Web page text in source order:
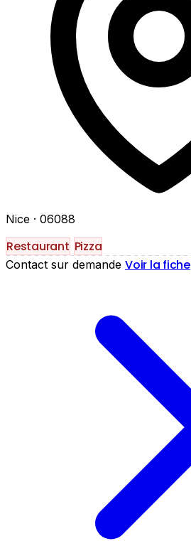
Nice · 06088
Restaurant Pizza
Contact sur demande Voir la fiche